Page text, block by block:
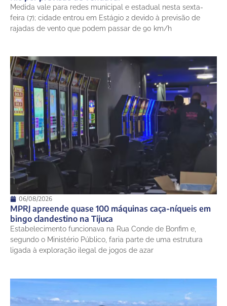
Medida vale para redes municipal e estadual nesta sexta-
feira (7); cidade entrou em Estágio 2 devido à previsão de
rajadas de vento que podem passar de 90 km/h
06/08/2026
MPRJ apreende quase 100 máquinas caça-níqueis em
bingo clandestino na Tijuca
Estabelecimento funcionava na Rua Conde de Bonfim e,
segundo o Ministério Público, faria parte de uma estrutura
ligada à exploração ilegal de jogos de azar